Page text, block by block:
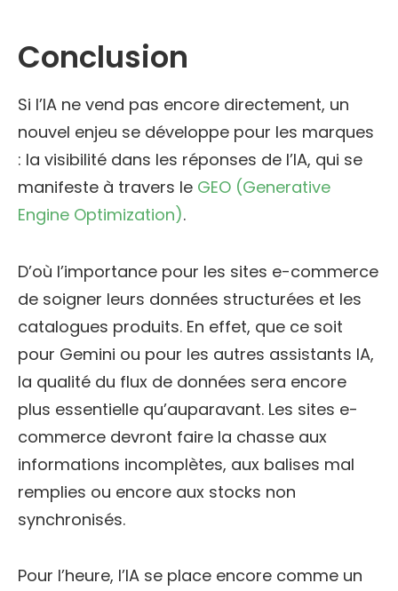
Conclusion
Si l’IA ne vend pas encore directement, un
nouvel enjeu se développe pour les marques
: la visibilité dans les réponses de l’IA, qui se
manifeste à travers le GEO (Generative
Engine Optimization).
D’où l’importance pour les sites e-commerce
de soigner leurs données structurées et les
catalogues produits. En effet, que ce soit
pour Gemini ou pour les autres assistants IA,
la qualité du flux de données sera encore
plus essentielle qu’auparavant. Les sites e-
commerce devront faire la chasse aux
informations incomplètes, aux balises mal
remplies ou encore aux stocks non
synchronisés.
Pour l’heure, l’IA se place encore comme un